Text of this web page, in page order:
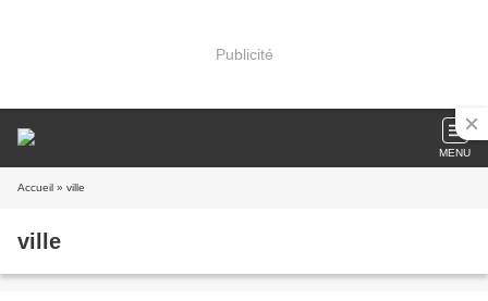
Publicité
MENU
Accueil » ville
ville